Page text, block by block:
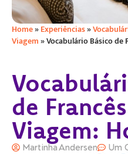
Home»Experiências»
Viagem»Vocabulário Básico de
de
Viagem:
Martinha Andersen Um